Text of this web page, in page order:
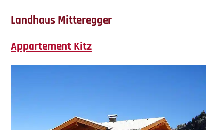
Landhaus Mitteregger
Appartement Kitz